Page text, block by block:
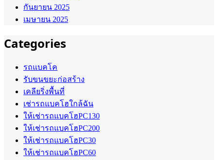
กันยายน 2025
เมษายน 2025
Categories
รถแบคโค
รับขนขยะก่อสร้าง
เคลียริ่งพื้นที่
เช่ารถแบคโฮใกล้ฉัน
ให้เช่ารถแบคโฮPC130
ให้เช่ารถแบคโฮPC200
ให้เช่ารถแบคโฮPC30
ให้เช่ารถแบคโฮPC60